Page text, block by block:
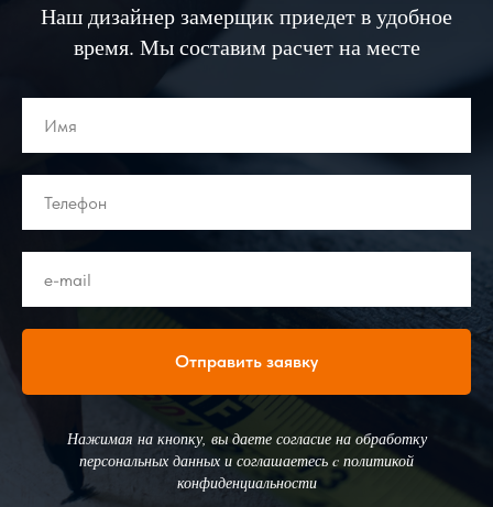
Наш дизайнер замерщик приедет в удобное
время. Мы составим расчет на месте
Отправить заявку
Нажимая на кнопку, вы даете согласие на обработку
персональных данных и соглашаетесь c политикой
конфиденциальности